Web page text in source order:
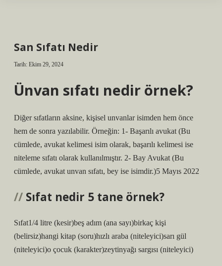
San Sıfatı Nedir
Tarih: Ekim 29, 2024
Ünvan sıfatı nedir örnek?
Diğer sıfatların aksine, kişisel unvanlar isimden hem önce
hem de sonra yazılabilir. Örneğin: 1- Başarılı avukat (Bu
cümlede, avukat kelimesi isim olarak, başarılı kelimesi ise
niteleme sıfatı olarak kullanılmıştır. 2- Bay Avukat (Bu
cümlede, avukat unvan sıfatı, bey ise isimdir.)5 Mayıs 2022
Sıfat nedir 5 tane örnek?
Sıfat1/4 litre (kesir)beş adım (ana sayı)birkaç kişi
(belirsiz)hangi kitap (soru)hızlı araba (niteleyici)sarı gül
(niteleyici)o çocuk (karakter)zeytinyağı sargısı (niteleyici)